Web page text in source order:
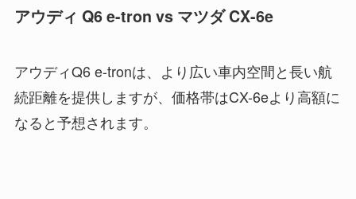
アウディ Q6 e-tron vs マツダ CX-6e
アウディQ6 e-tronは、より広い車内空間と長い航
続距離を提供しますが、価格帯はCX-6eより高額に
なると予想されます。